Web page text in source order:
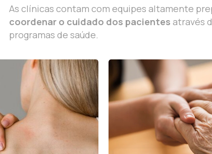
As clínicas contam com equipes altamente
coordenar o cuidado dos pacientes através
programas de saúde.